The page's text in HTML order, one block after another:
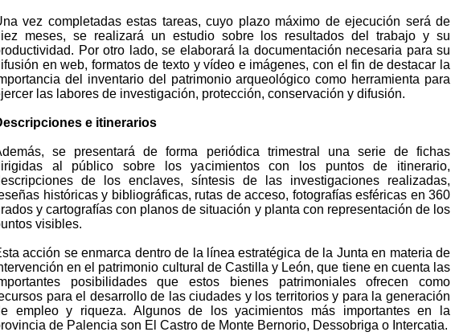
vez completadas estas tareas, cuyo plazo máximo de ejecución será de
meses, se realizará un estudio sobre los resultados del trabajo y su
Por otro lado, se elaborará la documentación necesaria para su
en web, formatos de texto y vídeo e imágenes, con el fin de destacar la
del inventario del patrimonio arqueológico como herramienta para
las labores de investigación, protección, conservación y difusión.
e itinerarios
se presentará de forma periódica trimestral una serie de fichas
al público sobre los yacimientos con los puntos de itinerario,
de los enclaves, síntesis de las investigaciones realizadas,
históricas y bibliográficas, rutas de acceso, fotografías esféricas en 360
y cartografías con planos de situación y planta con representación de los
visibles.
acción se enmarca dentro de la línea estratégica de la Junta en materia de
en el patrimonio cultural de Castilla y León, que tiene en cuenta las
posibilidades que estos bienes patrimoniales ofrecen como
para el desarrollo de las ciudades y los territorios y para la generación
empleo y riqueza. Algunos de los yacimientos más importantes en la
de Palencia son El Castro de Monte Bernorio, Dessobriga o Intercatia.